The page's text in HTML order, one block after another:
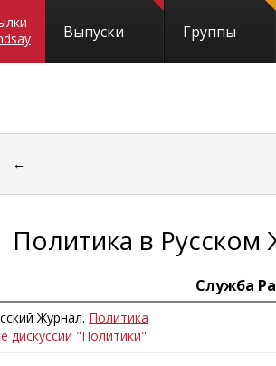
Выпуски Группы
←
Политика в
Служба
Журнал. Политика
дискуссии "Политики"